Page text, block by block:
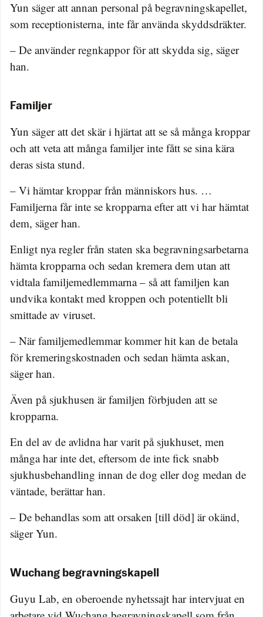
Yun säger att annan personal på begravningskapellet,
som receptionisterna, inte får använda skyddsdräkter.
– De använder regnkappor för att skydda sig, säger
han.
Familjer
Yun säger att det skär i hjärtat att se så många kroppar
och att veta att många familjer inte fått se sina kära
deras sista stund.
– Vi hämtar kroppar från människors hus. …
Familjerna får inte se kropparna efter att vi har hämtat
dem, säger han.
Enligt nya regler från staten ska begravningsarbetarna
hämta kropparna och sedan kremera dem utan att
vidtala familjemedlemmarna – så att familjen kan
undvika kontakt med kroppen och potentiellt bli
smittade av viruset.
– När familjemedlemmar kommer hit kan de betala
för kremeringskostnaden och sedan hämta askan,
säger han.
Även på sjukhusen är familjen förbjuden att se
kropparna.
En del av de avlidna har varit på sjukhuset, men
många har inte det, eftersom de inte fick snabb
sjukhusbehandling innan de dog eller dog medan de
väntade, berättar han.
– De behandlas som att orsaken [till död] är okänd,
säger Yun.
Wuchang begravningskapell
Guyu Lab, en oberoende nyhetssajt har intervjuat en